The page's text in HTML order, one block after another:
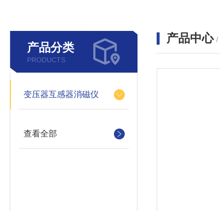
产品分类
PRODUCTS
变压器互感器消磁仪
查看全部
产品中心 /